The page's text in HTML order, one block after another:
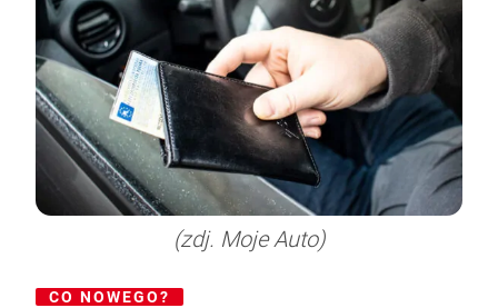
(zdj. Moje Auto)
CO NOWEGO?